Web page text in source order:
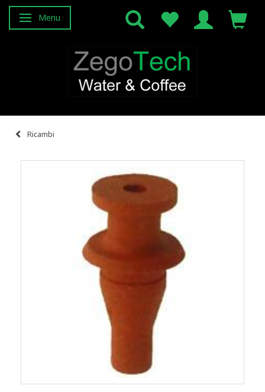
Attiva/disattiva navigazione
Menu
Ricambi